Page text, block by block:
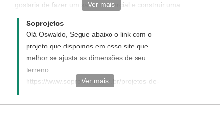
gostaria de fazer um salao comercial e construir uma
residencia na parte superior, Vocês poderiam me
enviar alguma sugestao. Obrigado 011 9 7268 7852
Ver mais
Soprojetos
Olá Oswaldo, Segue abaixo o link com o
projeto que dispomos em osso site que
melhor se ajusta as dimensões de seu
terreno:
https://www.soprojetos.com.br/projetos-de-
Loja-Cod-85 Mas caso deseje você pode
Ver mais